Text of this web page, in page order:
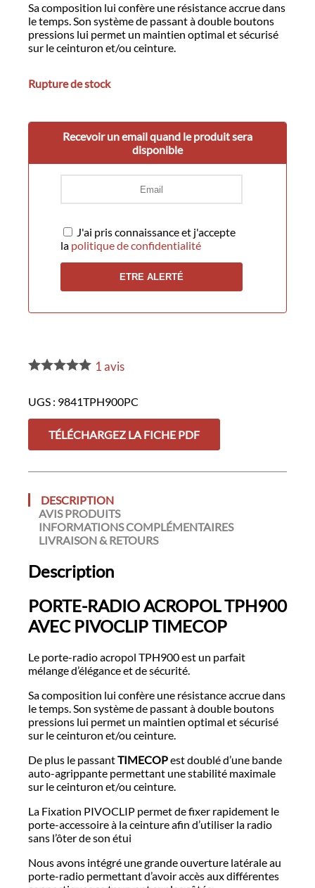
Sa composition lui confère une résistance accrue dans
le temps. Son système de passant à double boutons
pressions lui permet un maintien optimal et sécurisé
sur le ceinturon et/ou ceinture.
Rupture de stock
Recevoir un email quand le produit sera
disponible
J'ai pris connaissance et j'accepte
la politique de confidentialité
1avis
UGS : 9841TPH900PC
TÉLÉCHARGEZ LA FICHE PDF
DESCRIPTION
AVIS PRODUITS
INFORMATIONS COMPLÉMENTAIRES
LIVRAISON & RETOURS
Description
PORTE-RADIO ACROPOL TPH900
AVEC PIVOCLIP TIMECOP
Le porte-radio acropol TPH900 est un parfait
mélange d’élégance et de sécurité.
Sa composition lui confère une résistance accrue dans
le temps. Son système de passant à double boutons
pressions lui permet un maintien optimal et sécurisé
sur le ceinturon et/ou ceinture.
De plus le passantTIMECOPest doublé d’une bande
auto-agrippante permettant une stabilité maximale
sur le ceinturon et/ou ceinture.
La Fixation PIVOCLIP permet de fixer rapidement le
porte-accessoire à la ceinture afin d’utiliser la radio
sans l’ôter de son étui
Nous avons intégré une grande ouverture latérale au
porte-radio permettant d’avoir accès aux différentes